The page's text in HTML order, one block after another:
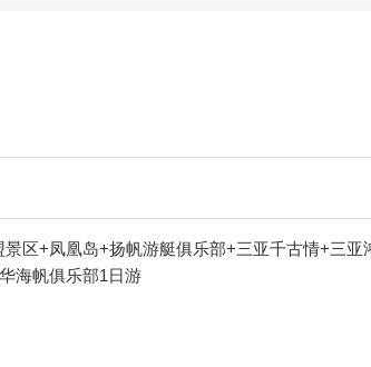
区+凤凰岛+扬帆游艇俱乐部+三亚千古情+三亚
海帆俱乐部1日游